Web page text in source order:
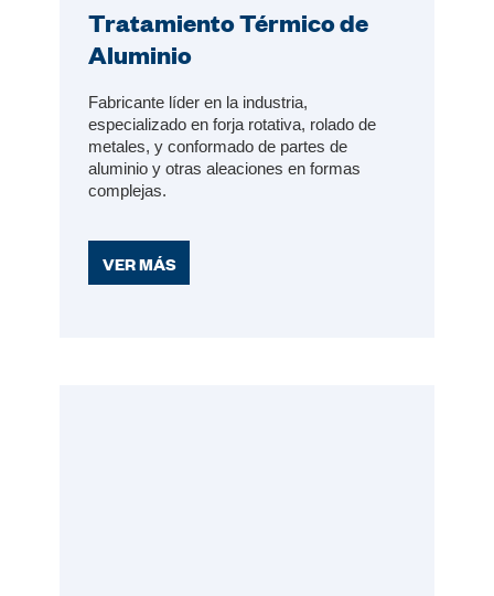
Tratamiento Térmico de
Aluminio
Fabricante líder en la industria,
especializado en forja rotativa, rolado de
metales, y conformado de partes de
aluminio y otras aleaciones en formas
complejas.
VER MÁS